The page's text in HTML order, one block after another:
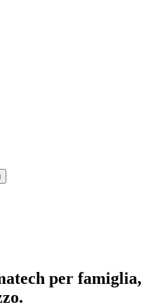
per famiglia,